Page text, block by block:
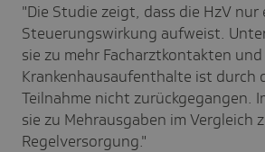
"Die Studie zeigt, dass die HzV
Steuerungswirkung aufweist.
sie zu mehr Facharztkontakten
Krankenhausaufenthalte ist durch
Teilnahme nicht zurückgegangen.
sie zu Mehrausgaben im Vergleich
Regelversorgung."